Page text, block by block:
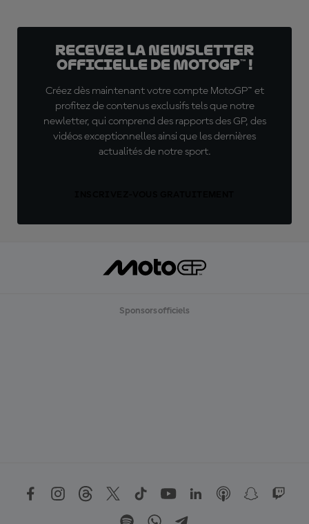
Recevez la Newsletter
officielle de MotoGP™ !
Créez dès maintenant votre compte MotoGP™ et
profitez de contenus exclusifs tels que notre
newletter, qui comprend des rapports des GP, des
vidéos exceptionnelles ainsi que les dernières
actualités de notre sport.
Sponsors officiels